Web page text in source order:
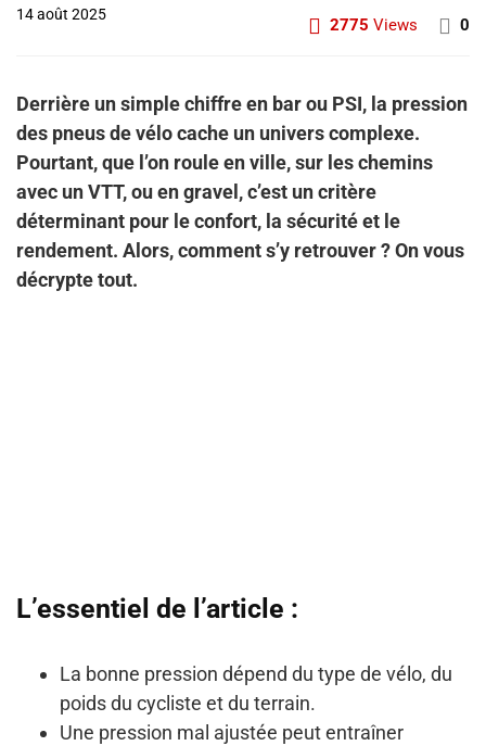
14 août 2025
2775 Views 0
Derrière un simple chiffre en bar ou PSI, la pression
des pneus de vélo cache un univers complexe.
Pourtant, que l’on roule en ville, sur les chemins
avec un VTT, ou en gravel, c’est un critère
déterminant pour le confort, la sécurité et le
rendement. Alors, comment s’y retrouver ? On vous
décrypte tout.
L’essentiel de l’article :
La bonne pression dépend du type de vélo, du
poids du cycliste et du terrain.
Une pression mal ajustée peut entraîner